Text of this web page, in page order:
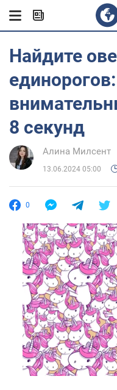
Найдите
8 секунд
Алина Милсент
13.06.2024 05:00
0